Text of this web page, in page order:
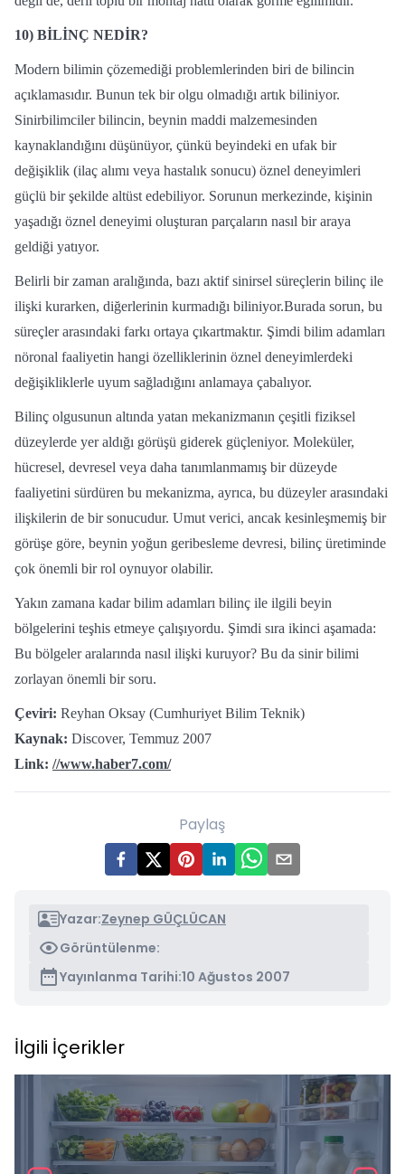
10) BİLİNÇ NEDİR?
Modern bilimin çözemediği problemlerinden biri de bilincin
açıklamasıdır. Bunun tek bir olgu olmadığı artık biliniyor.
Sinirbilimciler bilincin, beynin maddi malzemesinden
kaynaklandığını düşünüyor, çünkü beyindeki en ufak bir
değişiklik (ilaç alımı veya hastalık sonucu) öznel deneyimleri
güçlü bir şekilde altüst edebiliyor. Sorunun merkezinde, kişinin
yaşadığı öznel deneyimi oluşturan parçaların nasıl bir araya
geldiği yatıyor.
Belirli bir zaman aralığında, bazı aktif sinirsel süreçlerin bilinç ile
ilişki kurarken, diğerlerinin kurmadığı biliniyor.Burada sorun, bu
süreçler arasındaki farkı ortaya çıkartmaktır. Şimdi bilim adamları
nöronal faaliyetin hangi özelliklerinin öznel deneyimlerdeki
değişikliklerle uyum sağladığını anlamaya çabalıyor.
Bilinç olgusunun altında yatan mekanizmanın çeşitli fiziksel
düzeylerde yer aldığı görüşü giderek güçleniyor. Moleküler,
hücresel, devresel veya daha tanımlanmamış bir düzeyde
faaliyetini sürdüren bu mekanizma, ayrıca, bu düzeyler arasındaki
ilişkilerin de bir sonucudur. Umut verici, ancak kesinleşmemiş bir
görüşe göre, beynin yoğun geribesleme devresi, bilinç üretiminde
çok önemli bir rol oynuyor olabilir.
Yakın zamana kadar bilim adamları bilinç ile ilgili beyin
bölgelerini teşhis etmeye çalışıyordu. Şimdi sıra ikinci aşamada:
Bu bölgeler aralarında nasıl ilişki kuruyor? Bu da sinir bilimi
zorlayan önemli bir soru.
Çeviri: Reyhan Oksay (Cumhuriyet Bilim Teknik)
Kaynak: Discover, Temmuz 2007
Link: //www.haber7.com/
Paylaş
Yazar:Zeynep GÜÇLÜCAN
Görüntülenme:
Yayınlanma Tarihi:10 Ağustos 2007
İlgili İçerikler